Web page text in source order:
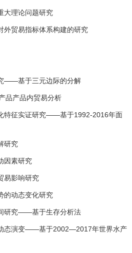
大理论问题研究
外贸易指标体系构建的研究
——基于三元边际的分解
品产品内贸易分析
特征实证研究——基于1992-2016年面
研究
因素研究
易影响研究
的动态变化研究
研究——基于生存分析法
态演变——基于2002—2017年世界水产